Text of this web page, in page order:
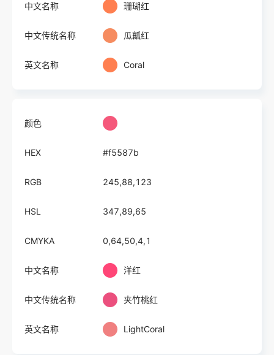
中文名称 珊瑚红
中文传统名称 瓜瓤红
英文名称 Coral
颜色
HEX #f5587b
RGB 245,88,123
HSL 347,89,65
CMYKA 0,64,50,4,1
中文名称 洋红
中文传统名称 夹竹桃红
英文名称 LightCoral